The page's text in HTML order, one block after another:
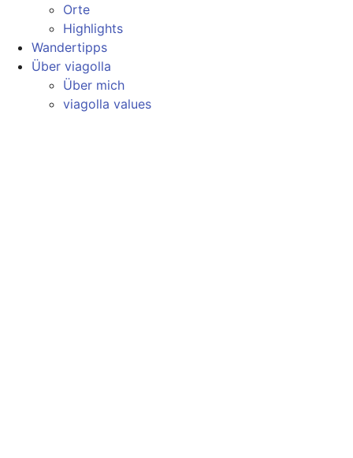
Orte
Highlights
Wandertipps
Über viagolla
Über mich
viagolla values